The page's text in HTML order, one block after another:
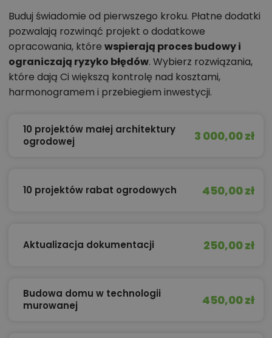
Buduj świadomie od pierwszego kroku. Płatne dodatki
pozwalają rozwinąć projekt o dodatkowe
opracowania, które wspierają proces budowy i
ograniczają ryzyko błędów. Wybierz rozwiązania,
które dają Ci większą kontrolę nad kosztami,
harmonogramem i przebiegiem inwestycji.
10 projektów małej architektury
ogrodowej
3 000,00 zł
10 projektów rabat ogrodowych 450,00 zł
Aktualizacja dokumentacji 250,00 zł
Budowa domu w technologii
murowanej
450,00 zł